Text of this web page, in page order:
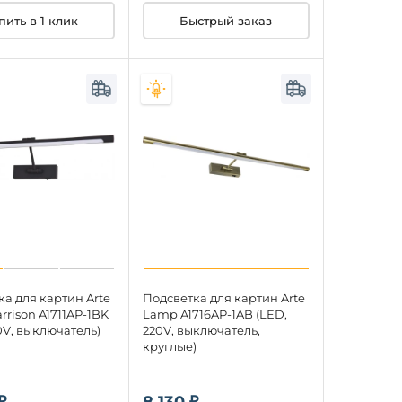
в 1 клик Быстрый заказ
для картин Arte
A1711AP-1BK
выключатель)
Подсветка для картин Arte
Lamp A1716AP-1AB (LED,
220V, выключатель,
круглые)